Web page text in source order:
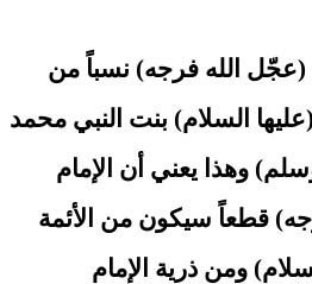
(عجّل الله فرجه) نسباً من
السلام) بنت النبي محمد
وهذا يعني أن الإمام
قطعاً سيكون من الأئمة
ومن ذرية الإمام